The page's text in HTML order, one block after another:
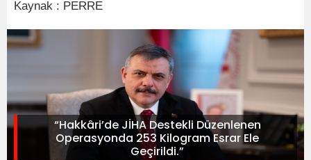
Kaynak : PERRE
“Hakkâri’de JİHA Destekli Düzenlenen
Operasyonda 253 Kilogram Esrar Ele
Geçirildi.”